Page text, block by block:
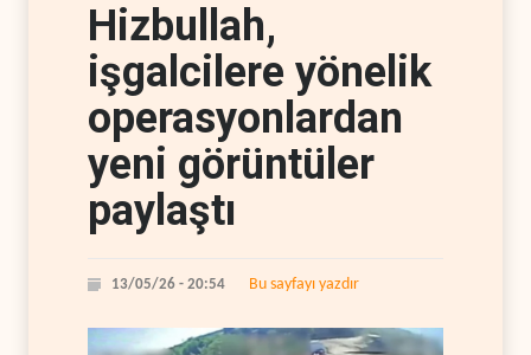
Hizbullah,
işgalcilere yönelik
operasyonlardan
yeni görüntüler
paylaştı
13/05/26 - 20:54 Bu sayfayı yazdır